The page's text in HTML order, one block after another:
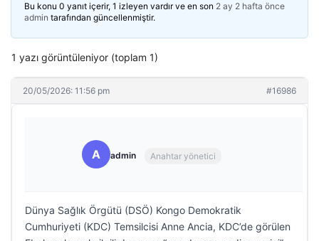
Bu konu 0 yanıt içerir, 1 izleyen vardır ve en son 2 ay 2 hafta önce
admin tarafından güncellenmiştir.
1 yazı görüntüleniyor (toplam 1)
20/05/2026: 11:56 pm #16986
A admin Anahtar yönetici
Dünya Sağlık Örgütü (DSÖ) Kongo Demokratik
Cumhuriyeti (KDC) Temsilcisi Anne Ancia, KDC’de görülen